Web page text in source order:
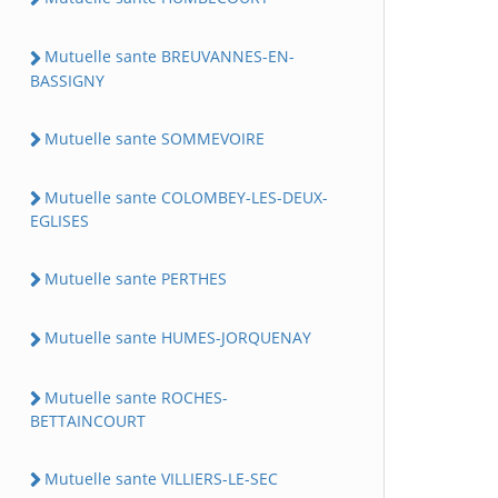
Mutuelle sante BREUVANNES-EN-
BASSIGNY
Mutuelle sante SOMMEVOIRE
Mutuelle sante COLOMBEY-LES-DEUX-
EGLISES
Mutuelle sante PERTHES
Mutuelle sante HUMES-JORQUENAY
Mutuelle sante ROCHES-
BETTAINCOURT
Mutuelle sante VILLIERS-LE-SEC